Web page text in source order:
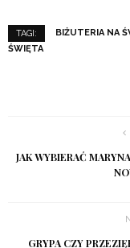
TAGI: BIŻUTERIA NA
ŚWIĘTA
JAK WYBIERAĆ
GRYPA CZY